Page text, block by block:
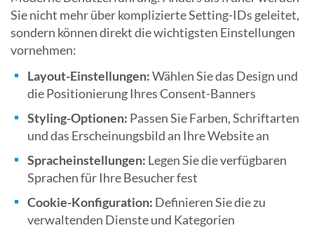
Sie nicht mehr über komplizierte Setting-IDs geleitet,
sondern können direkt die wichtigsten Einstellungen
vornehmen:
Layout-Einstellungen:Wählen Sie das Design und
die Positionierung Ihres Consent-Banners
Styling-Optionen: Passen Sie Farben, Schriftarten
und das Erscheinungsbild an Ihre Website an
Spracheinstellungen: Legen Sie die verfügbaren
Sprachen für Ihre Besucher fest
Cookie-Konfiguration: Definieren Sie die zu
verwaltenden Dienste und Kategorien